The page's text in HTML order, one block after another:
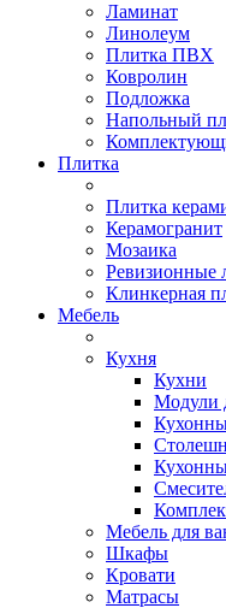
Ламинат
Линолеум
Плитка ПВХ
Ковролин
Подложка
Напольный
Плитка
Плитка
Керамогранит
Мозаика
Ревизионные
Клинкерная
Мебель
Кухня
Кухни
Модули
Мебель для
Шкафы
Кровати
Матрасы